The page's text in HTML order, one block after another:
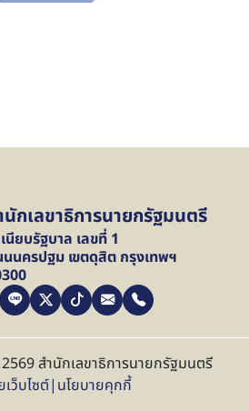
นักเลขาธิการนายกรัฐมนตรี
นียบรัฐบาล เลขที่ 1
นครปฐม เขตดุสิต กรุงเทพฯ
สำนักเลขาธิการนายกรัฐมนตรี
ว็บไซต์| นโยบายคุกกี้